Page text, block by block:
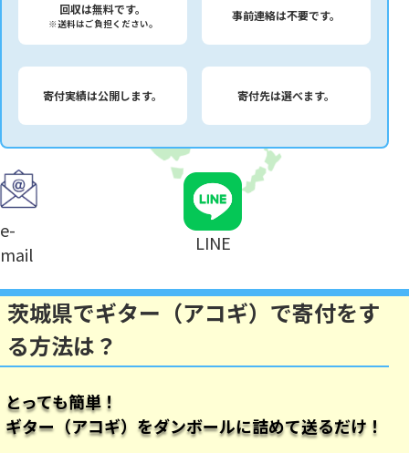
回収は無料です。
※送料はご負担ください。
事前連絡は不要です。
寄付実績は公開します。 寄付先は選べます。
e-
mail
LINE
茨城県でギター（アコギ）で寄付をす
る方法は？
とっても簡単！
ギター（アコギ） をダンボールに詰めて送るだけ！